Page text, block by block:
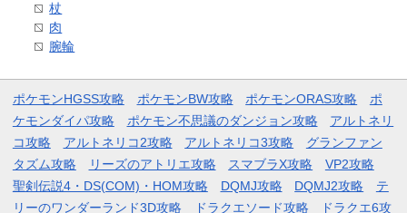
杖
肉
腕輪
ポケモンHGSS攻略 ポケモンBW攻略 ポケモンORAS攻略
ポ
ケモンダイパ攻略
ポケモン不思議のダンジョン攻略
アルトネリ
コ攻略
アルトネリコ2攻略 アルトネリコ3攻略
グランファン
タズム攻略
リーズのアトリエ攻略 スマブラX攻略
VP2攻略
聖剣伝説4・DS(COM)・HOM攻略
DQMJ攻略 DQMJ2攻略
テ
リーのワンダーランド3D攻略
ドラクエソード攻略 ドラクエ6攻